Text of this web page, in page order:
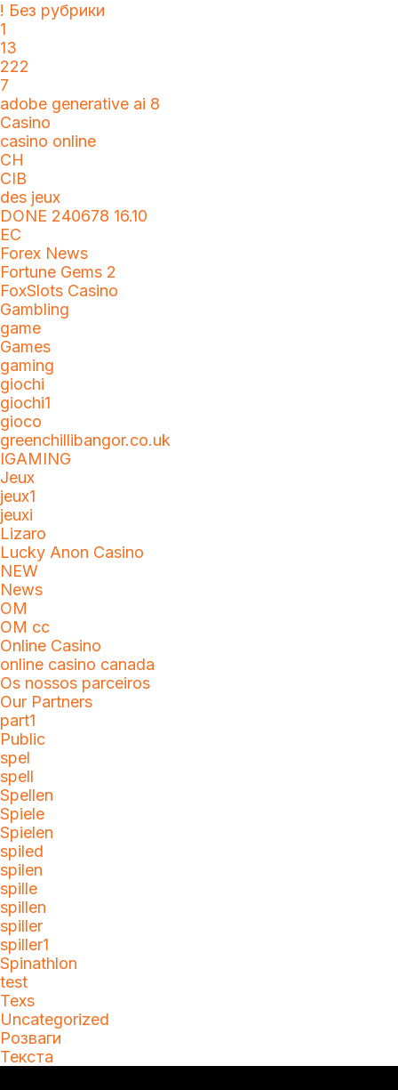
! Без рубрики
1
13
222
7
adobe generative ai 8
Casino
casino online
CH
CIB
des jeux
DONE 240678 16.10
EC
Forex News
Fortune Gems 2
FoxSlots Casino
Gambling
game
Games
gaming
giochi
giochi1
gioco
greenchillibangor.co.uk
IGAMING
Jeux
jeux1
jeuxi
Lizaro
Lucky Anon Casino
NEW
News
OM
OM cc
Online Casino
online casino canada
Os nossos parceiros
Our Partners
part1
Public
spel
spell
Spellen
Spiele
Spielen
spiled
spilen
spille
spillen
spiller
spiller1
Spinathlon
test
Texs
Uncategorized
Розваги
Текста